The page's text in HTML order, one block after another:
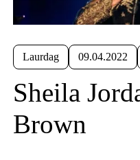
Laurdag 09.04.2022
Sheila
Brown